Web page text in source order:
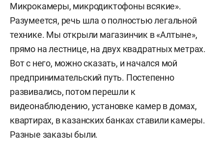
Микрокамеры, микродиктофоны всякие».
Разумеется, речь шла о полностью легальной
технике. Мы открыли магазинчик в «Алтыне»,
прямо на лестнице, на двух квадратных метрах.
Вот с него, можно сказать, и начался мой
предпринимательский путь. Постепенно
развивались, потом перешли к
видеонаблюдению, установке камер в домах,
квартирах, в казанских банках ставили камеры.
Разные заказы были.